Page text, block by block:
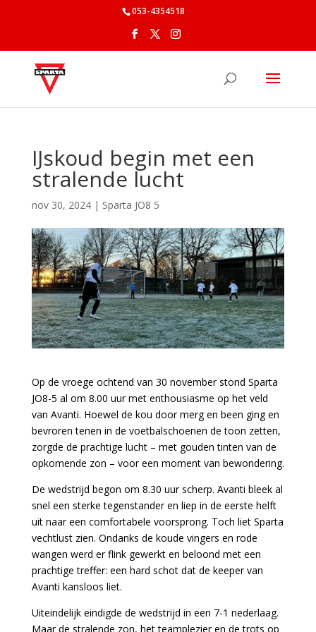
053-4354518
IJskoud begin met een
stralende lucht
nov 30, 2024| Sparta JO8 5
Op de vroege ochtend van 30 november stond Sparta
JO8-5 al om 8.00 uur met enthousiasme op het veld
van Avanti. Hoewel de kou door merg en been ging en
bevroren tenen in de voetbalschoenen de toon zetten,
zorgde de prachtige lucht – met gouden tinten van de
opkomende zon – voor een moment van bewondering.
De wedstrijd begon om 8.30 uur scherp. Avanti bleek al
snel een sterke tegenstander en liep in de eerste helft
uit naar een comfortabele voorsprong. Toch liet Sparta
vechtlust zien. Ondanks de koude vingers en rode
wangen werd er flink gewerkt en beloond met een
prachtige treffer: een hard schot dat de keeper van
Avanti kansloos liet.
Uiteindelijk eindigde de wedstrijd in een 7-1 nederlaag.
Maar de stralende zon, het teamplezier en de trots op